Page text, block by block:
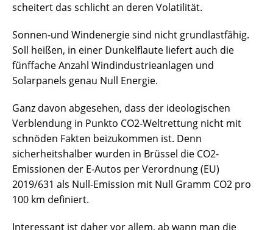
scheitert das schlicht an deren Volatilität.
Sonnen-und Windenergie sind nicht grundlastfähig.
Soll heißen, in einer Dunkelflaute liefert auch die
fünffache Anzahl Windindustrieanlagen und
Solarpanels genau Null Energie.
Ganz davon abgesehen, dass der ideologischen
Verblendung in Punkto CO2-Weltrettung nicht mit
schnöden Fakten beizukommen ist. Denn
sicherheitshalber wurden in Brüssel die CO2-
Emissionen der E-Autos per Verordnung (EU)
2019/631 als Null-Emission mit Null Gramm CO2 pro
100 km definiert.
Interessant ist daher vor allem, ab wann man die